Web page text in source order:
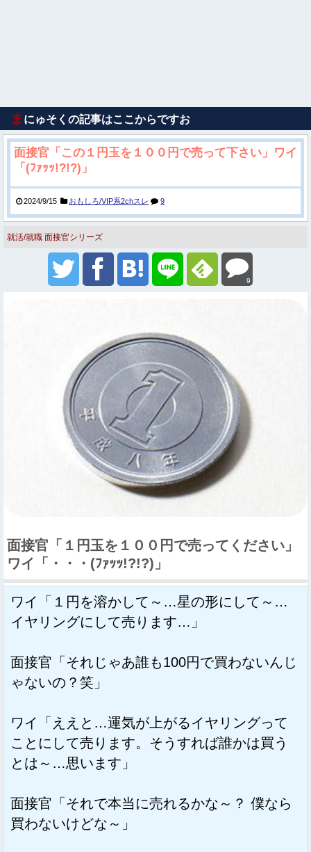
ま にゅそくの記事はここからですお
面接官「この１円玉を１００円で売って下さい」ワイ
「(ﾌｧｯｯ!?!?)」
2024/9/15 おもしろ/VIP系2chスレ 9
就活/就職 面接官シリーズ
9
面接官「１円玉を１００円で売ってください」
ワイ「・・・(ﾌｧｯｯ!?!?)」
ワイ「１円を溶かして～…星の形にして～…
イヤリングにして売ります…」
面接官「それじゃあ誰も100円で買わないんじ
ゃないの？笑」
ワイ「ええと…運気が上がるイヤリングって
ことにして売ります。そうすれば誰かは買う
とは～…思います」
面接官「それで本当に売れるかな～？ 僕なら
買わないけどな～」